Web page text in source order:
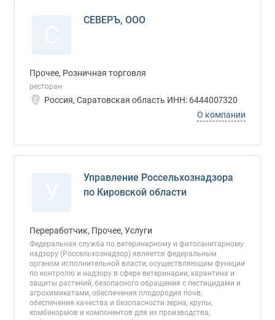
СЕВЕРЪ, ООО
Прочее, Розничная торговля
ресторан
Россия, Саратовская область ИНН: 6444007320
О компании
Управление Россельхознадзора
по Кировской области
Переработчик, Прочее, Услуги
Федеральная служба по ветеринарному и фитосанитарному
надзору (Россельхознадзор) является федеральным
органом исполнительной власти, осуществляющим функции
по контролю и надзору в сфере ветеринарии, карантина и
защиты растений, безопасного обращения с пестицидами и
агрохимикатами, обеспечения плодородия почв,
обеспечения качества и безопасности зерна, крупы,
комбикормов и компонентов для их производства,